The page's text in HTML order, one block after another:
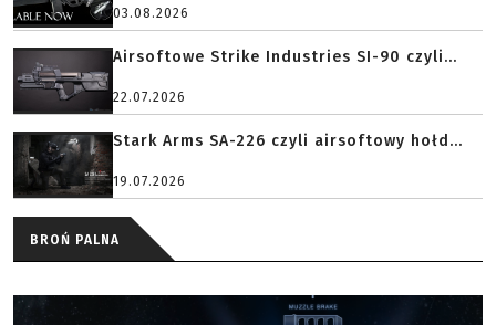
03.08.2026
Airsoftowe Strike Industries SI-90 czyli...
22.07.2026
Stark Arms SA-226 czyli airsoftowy hołd...
19.07.2026
BROŃ PALNA